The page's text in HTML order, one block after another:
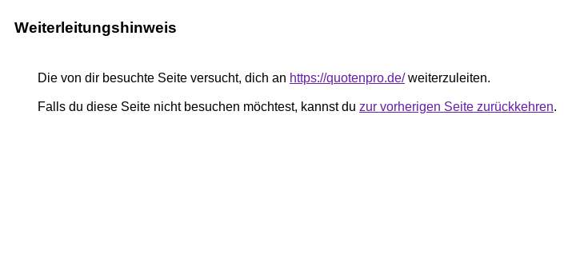
Weiterleitungshinweis
Die von dir besuchte Seite versucht, dich an https://quotenpro.de/weiterzuleiten.
Falls du diese Seite nicht besuchen möchtest, kannst du zur vorherigen Seite zurückkehren.